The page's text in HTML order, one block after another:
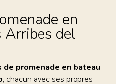
en
Arribes del
de promenade en bateau
, chacun avec ses propres